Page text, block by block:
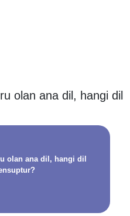
olan ana dil, hangi dil
olan ana dil, hangi dil